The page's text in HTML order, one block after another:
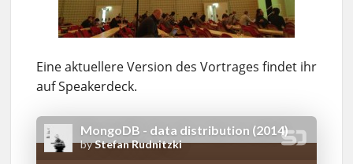
Eine aktuellere Version des Vortrages findet ihr
auf Speakerdeck.